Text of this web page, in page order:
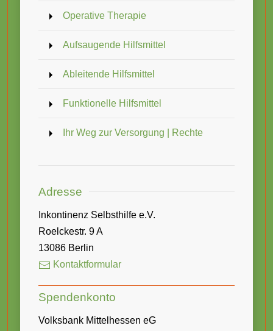
Operative Therapie
Aufsaugende Hilfsmittel
Ableitende Hilfsmittel
Funktionelle Hilfsmittel
Ihr Weg zur Versorgung | Rechte
Adresse
Inkontinenz Selbsthilfe e.V.
Roelckestr. 9 A
13086 Berlin
Kontaktformular
Spendenkonto
Volksbank Mittelhessen eG